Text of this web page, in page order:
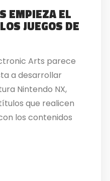
EMPIEZA EL
JUEGOS DE
Arts parece
a desarrollar
Nintendo NX,
que realicen
los contenidos
nipona. Estas
presidente de EA
a BBC. El